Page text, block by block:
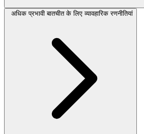
अधिक प्रभावी बातचीत के लिए व्यावहारिक रणनीतियां